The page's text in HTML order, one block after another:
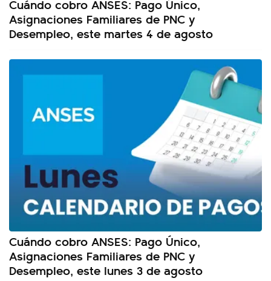
Cuándo cobro ANSES: Pago Único,
Asignaciones Familiares de PNC y
Desempleo, este martes 4 de agosto
Cuándo cobro ANSES: Pago Único,
Asignaciones Familiares de PNC y
Desempleo, este lunes 3 de agosto